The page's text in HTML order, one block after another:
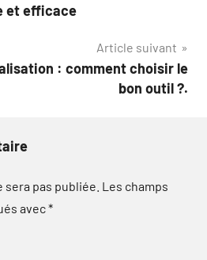
et efficace
Article suivant
: comment choisir le
bon outil ?.
pas publiée. Les champs
avec*